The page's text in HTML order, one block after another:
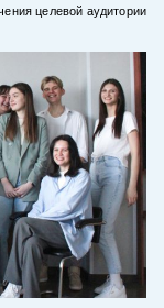
целевой аудитории